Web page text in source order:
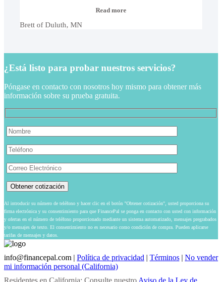
Read more“Brett
Brett of Duluth, MN
¿Está listo para probar nuestros servicios?
Póngase en contacto con nosotros hoy mismo para obtener más
información sobre su prueba gratuita.
Al introducir su número de teléfono y hacer clic en el botón "Obtener cotización", usted proporciona su
firma electrónica y su consentimiento para que FinancePal se ponga en contacto con usted con información
y ofertas en el número de teléfono proporcionado mediante un sistema automatizado, mensajes pregrabados
y/o mensajes de texto. El consentimiento no es necesario como condición de compra. Pueden aplicarse
tarifas de mensajes y datos.
info@financepal.com | Política de privacidad | Términos | No vender
mi información personal (California)
Residentes en California: Consulte nuestro Aviso de la Ley de